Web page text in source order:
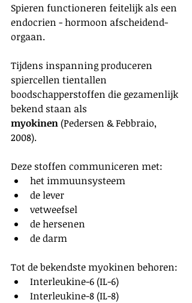
Spieren functioneren feitelijk als een
endocrien - hormoon afscheidend-
orgaan.
Tijdens inspanning produceren
spiercellen tientallen
boodschapperstoffen die gezamenlijk
bekend staan als
myokinen (Pedersen & Febbraio,
2008).
Deze stoffen communiceren met:
het immuunsysteem
de lever
vetweefsel
de hersenen
de darm
Tot de bekendste myokinen behoren:
Interleukine-6 (IL-6)
Interleukine-8 (IL-8)